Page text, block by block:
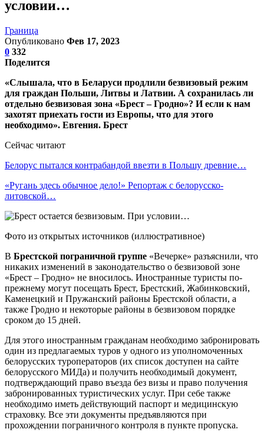
условии…
Граница
Опубликовано Фев 17, 2023
0 332
Поделится
«Слышала, что в Беларуси продлили безвизовый режим
для граждан Польши, Литвы и Латвии. А сохранилась ли
отдельно безвизовая зона «Брест – Гродно»? И если к нам
захотят приехать гости из Европы, что для этого
необходимо». Евгения. Брест
Сейчас читают
Белорус пытался контрабандой ввезти в Польшу древние…
«Ругань здесь обычное дело!» Репортаж с белорусско-
литовской…
Фото из открытых источников (иллюстративное)
В Брестской пограничной группе «Вечерке» разъяснили, что
никаких изменений в законодательство о безвизовой зоне
«Брест – Гродно» не вносилось. Иностранные туристы по-
прежнему могут посещать Брест, Брестский, Жабинковский,
Каменецкий и Пружанский районы Брестской области, а
также Гродно и некоторые районы в безвизовом порядке
сроком до 15 дней.
Для этого иностранным гражданам необходимо забронировать
один из предлагаемых туров у одного из уполномоченных
белорусских туроператоров (их список доступен на сайте
белорусского МИДа) и получить необходимый документ,
подтверждающий право въезда без визы и право получения
забронированных туристических услуг. При себе также
необходимо иметь действующий паспорт и медицинскую
страховку. Все эти документы предъявляются при
прохождении пограничного контроля в пункте пропуска.